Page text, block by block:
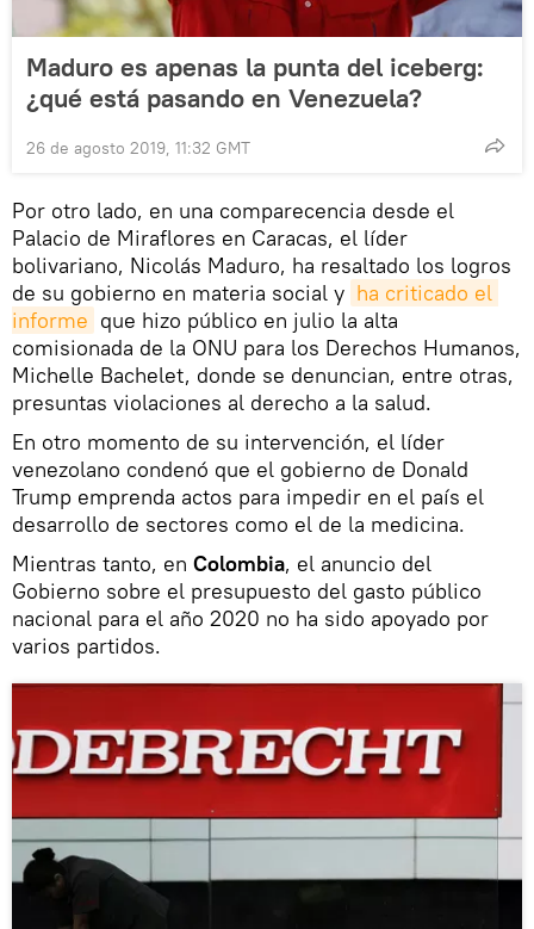
Maduro es apenas la punta del iceberg:
¿qué está pasando en Venezuela?
26 de agosto 2019, 11:32 GMT
Por otro lado, en una comparecencia desde el
Palacio de Miraflores en Caracas, el líder
bolivariano, Nicolás Maduro, ha resaltado los logros
de su gobierno en materia social y ha criticado el
informe que hizo público en julio la alta
comisionada de la ONU para los Derechos Humanos,
Michelle Bachelet, donde se denuncian, entre otras,
presuntas violaciones al derecho a la salud.
En otro momento de su intervención, el líder
venezolano condenó que el gobierno de Donald
Trump emprenda actos para impedir en el país el
desarrollo de sectores como el de la medicina.
Mientras tanto, en Colombia, el anuncio del
Gobierno sobre el presupuesto del gasto público
nacional para el año 2020 no ha sido apoyado por
varios partidos.